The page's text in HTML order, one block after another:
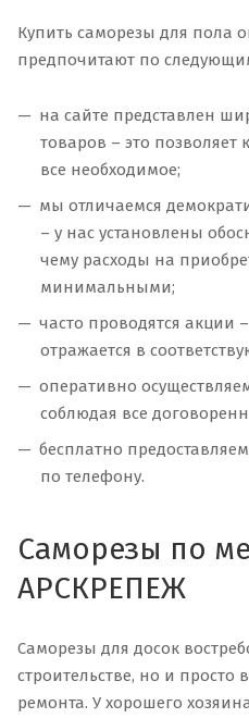
Купить саморезы для пола
предпочитают по
на сайте представлен
товаров – это позволяет
все необходимое;
мы отличаемся
– у нас установлены
чему расходы на
минимальными;
часто проводятся
отражается в
оперативно
соблюдая все
бесплатно
по телефону.
Саморезы по
АРСКРЕПЕЖ
Саморезы для досок
строительстве, но и просто
ремонта. У хорошего